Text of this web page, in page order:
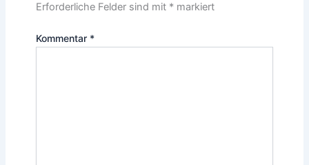
Erforderliche Felder sind mit *markiert
Kommentar *